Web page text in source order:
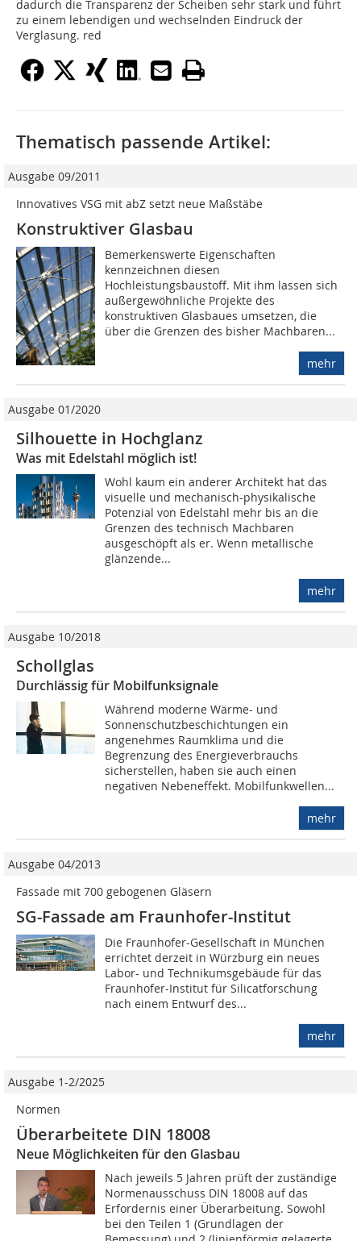
dadurch die Transparenz der Scheiben sehr stark und führt
zu einem lebendigen und wechselnden Eindruck der
Verglasung. red
Thematisch passende Artikel:
Ausgabe 09/2011
Innovatives VSG mit abZ setzt neue Maßstäbe
Konstruktiver Glasbau
Bemerkenswerte Eigenschaften
kennzeichnen diesen
Hochleistungsbaustoff. Mit ihm lassen sich
außergewöhnliche Projekte des
konstruktiven Glasbaues umsetzen, die
über die Grenzen des bisher Machbaren...
mehr
Ausgabe 01/2020
Silhouette in Hochglanz
Was mit Edelstahl möglich ist!
Wohl kaum ein anderer Architekt hat das
visuelle und mechanisch-physikalische
Potenzial von Edelstahl mehr bis an die
Grenzen des technisch Machbaren
ausgeschöpft als er. Wenn metallische
glänzende...
mehr
Ausgabe 10/2018
Schollglas
Durchlässig für Mobilfunksignale
Während moderne Wärme- und
Sonnenschutzbeschichtungen ein
angenehmes Raumklima und die
Begrenzung des Energieverbrauchs
sicherstellen, haben sie auch einen
negativen Nebeneffekt. Mobilfunkwellen...
mehr
Ausgabe 04/2013
Fassade mit 700 gebogenen Gläsern
SG-Fassade am Fraunhofer-Institut
Die Fraunhofer-Gesellschaft in München
errichtet derzeit in Würzburg ein neues
Labor- und Technikumsgebäude für das
Fraunhofer-Institut für Silicatforschung
nach einem Entwurf des...
mehr
Ausgabe 1-2/2025
Normen
Überarbeitete DIN 18008
Neue Möglichkeiten für den Glasbau
Nach jeweils 5 Jahren prüft der zuständige
Normenausschuss DIN 18008 auf das
Erfordernis einer Überarbeitung. Sowohl
bei den Teilen 1 (Grundlagen der